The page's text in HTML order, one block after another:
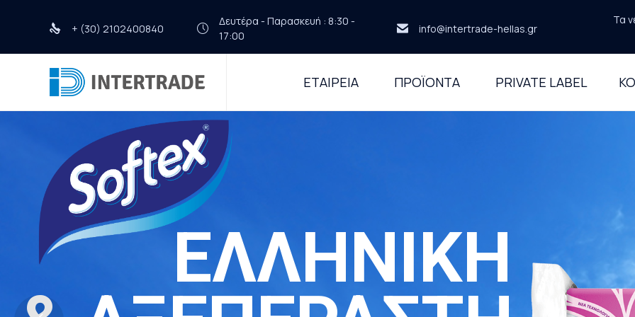
+ (30) 2102400840
Δευτέρα - Παρασκευή : 8:30 -
17:00
info@intertrade-hellas.gr
Τα
ΕΤΑΙΡΕΙΑ ΠΡΟΪΟΝΤΑ PRIVATE LABEL
ΕΛΛΗΝΙΚΗ